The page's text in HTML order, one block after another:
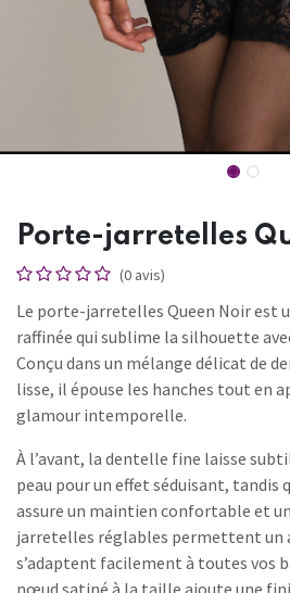
Porte-jarretelles
(0 avis)
Le porte-jarretelles Queen Noir est
raffinée qui sublime la silhouette
Conçu dans un mélange délicat de
lisse, il épouse les hanches tout en
glamour intemporelle.
À l’avant, la dentelle fine laisse
peau pour un effet séduisant, tandis
assure un maintien confortable et
jarretelles réglables permettent
s’adaptent facilement à toutes vos
nœud satiné à la taille ajoute une